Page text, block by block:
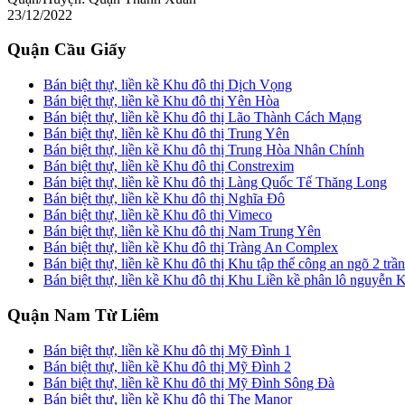
23/12/2022
Quận Cầu Giấy
Bán biệt thự, liền kề Khu đô thị Dịch Vọng
Bán biệt thự, liền kề Khu đô thị Yên Hòa
Bán biệt thự, liền kề Khu đô thị Lão Thành Cách Mạng
Bán biệt thự, liền kề Khu đô thị Trung Yên
Bán biệt thự, liền kề Khu đô thị Trung Hòa Nhân Chính
Bán biệt thự, liền kề Khu đô thị Constrexim
Bán biệt thự, liền kề Khu đô thị Làng Quốc Tế Thăng Long
Bán biệt thự, liền kề Khu đô thị Nghĩa Đô
Bán biệt thự, liền kề Khu đô thị Vimeco
Bán biệt thự, liền kề Khu đô thị Nam Trung Yên
Bán biệt thự, liền kề Khu đô thị Tràng An Complex
Bán biệt thự, liền kề Khu đô thị Khu tập thể công an ngõ 2
Bán biệt thự, liền kề Khu đô thị Khu Liền kề phân lô nguyễn
Quận Nam Từ Liêm
Bán biệt thự, liền kề Khu đô thị Mỹ Đình 1
Bán biệt thự, liền kề Khu đô thị Mỹ Đình 2
Bán biệt thự, liền kề Khu đô thị Mỹ Đình Sông Đà
Bán biệt thự, liền kề Khu đô thị The Manor